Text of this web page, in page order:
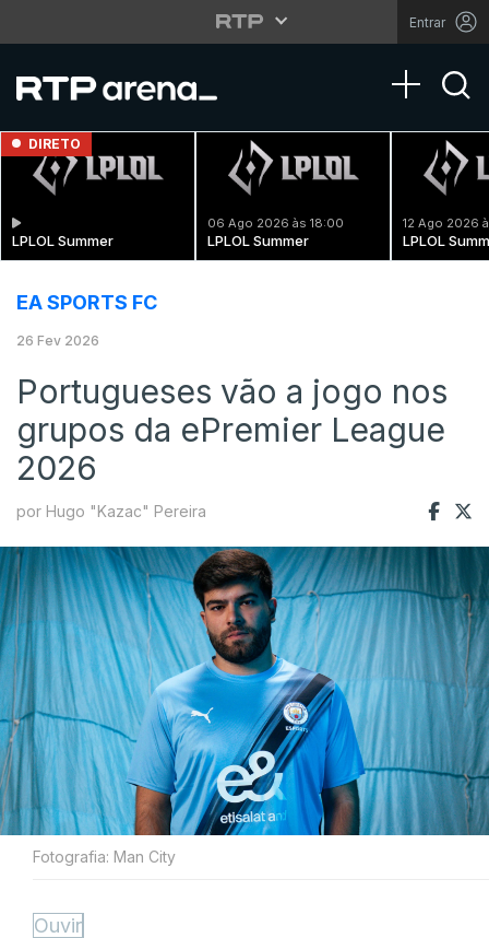
Entrar
Toggle
DIRETO
LPLOL Summer
06 Ago 2026 às 18:00
LPLOL Summer
12 Ago 2026
LPLOL
EA SPORTS FC
26 Fev 2026
Portugueses vão a jogo nos
grupos da ePremier League
2026
por Hugo "Kazac" Pereira
Fotografia: Man City
Ouvir